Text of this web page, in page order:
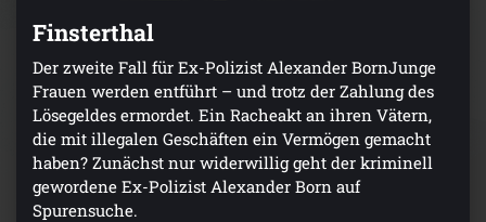
Finsterthal
Der zweite Fall für Ex-Polizist Alexander BornJunge
Frauen werden entführt – und trotz der Zahlung des
Lösegeldes ermordet. Ein Racheakt an ihren Vätern,
die mit illegalen Geschäften ein Vermögen gemacht
haben? Zunächst nur widerwillig geht der kriminell
gewordene Ex-Polizist Alexander Born auf
Spurensuche.